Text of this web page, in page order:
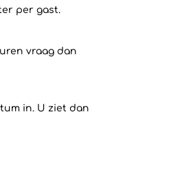
per gast.
vraag dan
in. U ziet dan